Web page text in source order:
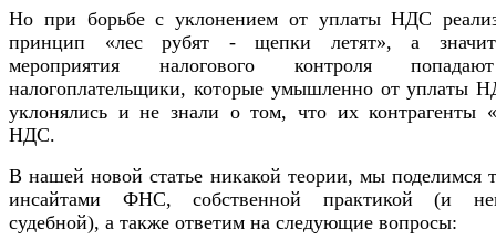
Но при борьбе с уклонением от уплаты НДС
принцип «лес рубят - щепки летят», а
мероприятия налогового контроля
налогоплательщики, которые умышленно от уплаты
уклонялись и не знали о том, что их контрагенты
НДС.
В нашей новой статье никакой теории, мы поделимся
инсайтами ФНС, собственной практикой (и
судебной), а также ответим на следующие вопросы: